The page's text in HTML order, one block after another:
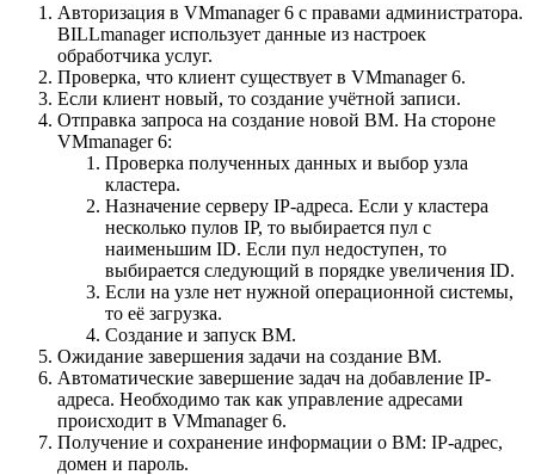
Авторизация в VMmanager 6 с правами администратора.
BILLmanager использует данные из настроек
обработчика услуг.
Проверка, что клиент существует в VMmanager 6.
Если клиент новый, то создание учётной записи.
Отправка запроса на создание новой ВМ. На стороне
VMmanager 6:
Проверка полученных данных и выбор узла
кластера.
Назначение серверу IP-адреса. Если у кластера
несколько пулов IP, то выбирается пул с
наименьшим ID. Если пул недоступен, то
выбирается следующий в порядке увеличения ID.
Если на узле нет нужной операционной системы,
то её загрузка.
Создание и запуск ВМ.
Ожидание завершения задачи на создание ВМ.
Автоматические завершение задач на добавление IP-
адреса. Необходимо так как управление адресами
происходит в VMmanager 6.
Получение и сохранение информации о ВМ: IP-адрес,
домен и пароль.